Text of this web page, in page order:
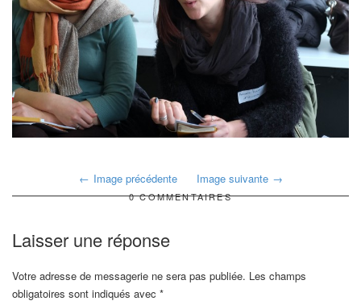
Image précédente Image suivante
0 COMMENTAIRES
Laisser une réponse
Votre adresse de messagerie ne sera pas publiée. Les champs
obligatoires sont indiqués avec *